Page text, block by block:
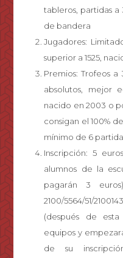
tableros, partidas
de bandera
Jugadores:
superior a 1525,
Premios: Trofeos
absolutos, mejor
nacido en 2003 o
consigan el 100%
mínimo de 6
Inscripción: 5
alumnos de la
pagarán 3
2100/5564/51/
(después de
equipos y
de su